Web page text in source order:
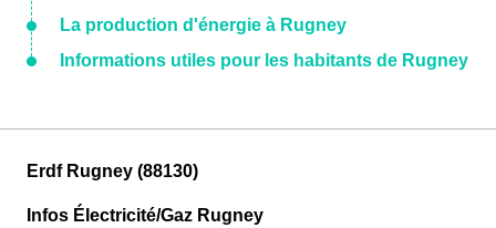
La production d'énergie à Rugney
Informations utiles pour les habitants de Rugney
Erdf Rugney (88130)
Infos Électricité/Gaz Rugney